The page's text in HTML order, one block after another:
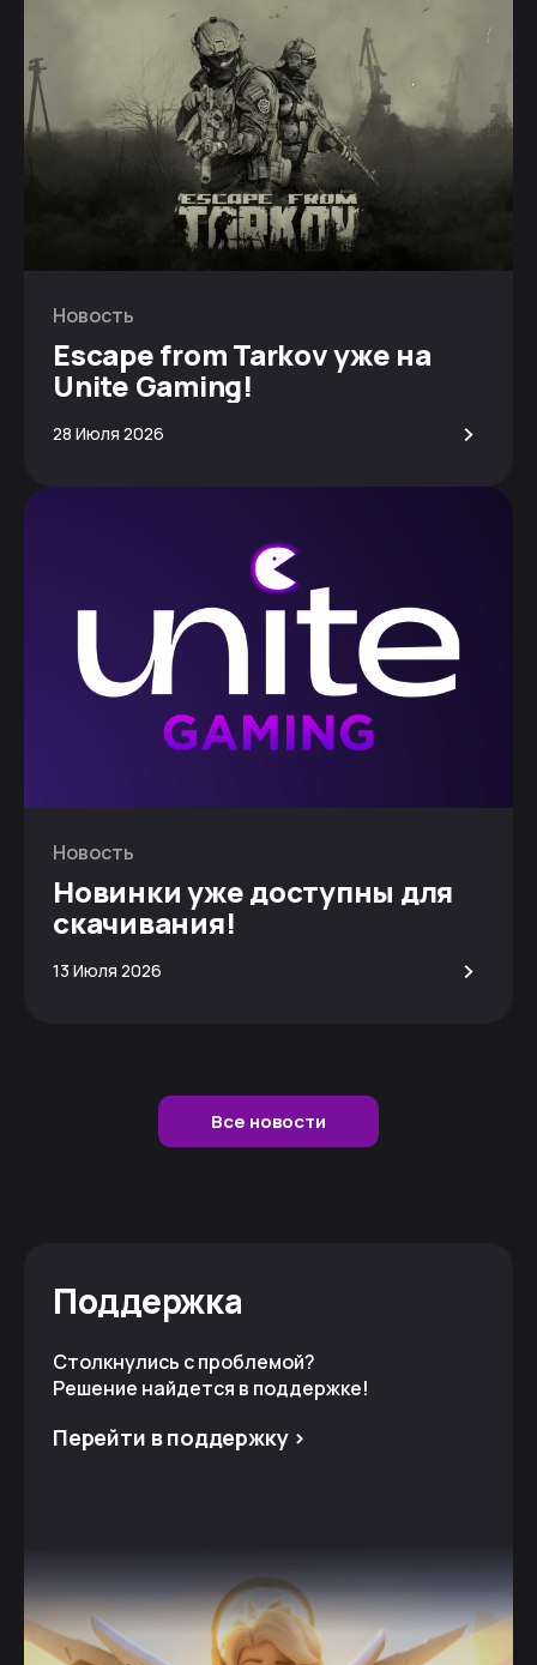
Новость
Escape from Tarkov уже на
Unite Gaming!
28 Июля 2026 >
Новость
Новинки уже доступны для
скачивания!
13 Июля 2026 >
Все новости
Поддержка
Столкнулись с проблемой?
Решение найдется в поддержке!
Перейти в поддержку >